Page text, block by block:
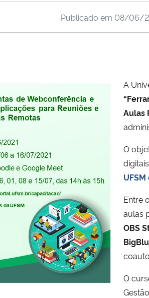
Publicado em 08/06/
A
Aulas
O
UFSM
Entre
aulas
OBS
O